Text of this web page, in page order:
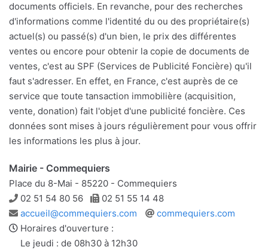
documents officiels. En revanche, pour des recherches
d'informations comme l'identité du ou des propriétaire(s)
actuel(s) ou passé(s) d'un bien, le prix des différentes
ventes ou encore pour obtenir la copie de documents de
ventes, c'est au SPF (Services de Publicité Foncière) qu'il
faut s'adresser. En effet, en France, c'est auprès de ce
service que toute tansaction immobilière (acquisition,
vente, donation) fait l'objet d'une publicité foncière. Ces
données sont mises à jours régulièrement pour vous offrir
les informations les plus à jour.
Mairie - Commequiers
Place du 8-Mai - 85220 - Commequiers
Téléphone
02 51 54 80 56 Télécopie
02 51 55 14 48
Adresse
e-
mail
accueil@commequiers.com
Site
commequiers.com
Horaires d'ouverture :
Le jeudi : de 08h30 à 12h30